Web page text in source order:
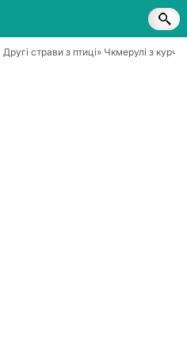
Другі страви з птиці» Чкмерулі з